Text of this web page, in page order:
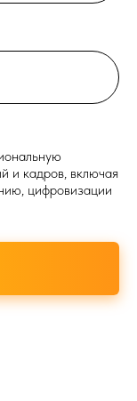
и кадров, включая
цифровизации